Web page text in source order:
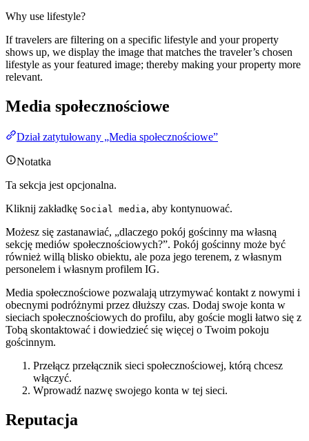
Why use lifestyle?
If travelers are filtering on a specific lifestyle and your property
shows up, we display the image that matches the traveler’s chosen
lifestyle as your featured image; thereby making your property more
relevant.
Media społecznościowe
Dział zatytułowany „Media społecznościowe”
Notatka
Ta sekcja jest opcjonalna.
Kliknij zakładkę Social media, aby kontynuować.
Możesz się zastanawiać, „dlaczego pokój gościnny ma własną
sekcję mediów społecznościowych?”. Pokój gościnny może być
również willą blisko obiektu, ale poza jego terenem, z własnym
personelem i własnym profilem IG.
Media społecznościowe pozwalają utrzymywać kontakt z nowymi i
obecnymi podróżnymi przez dłuższy czas. Dodaj swoje konta w
sieciach społecznościowych do profilu, aby goście mogli łatwo się z
Tobą skontaktować i dowiedzieć się więcej o Twoim pokoju
gościnnym.
Przełącz przełącznik sieci społecznościowej, którą chcesz
włączyć.
Wprowadź nazwę swojego konta w tej sieci.
Reputacja